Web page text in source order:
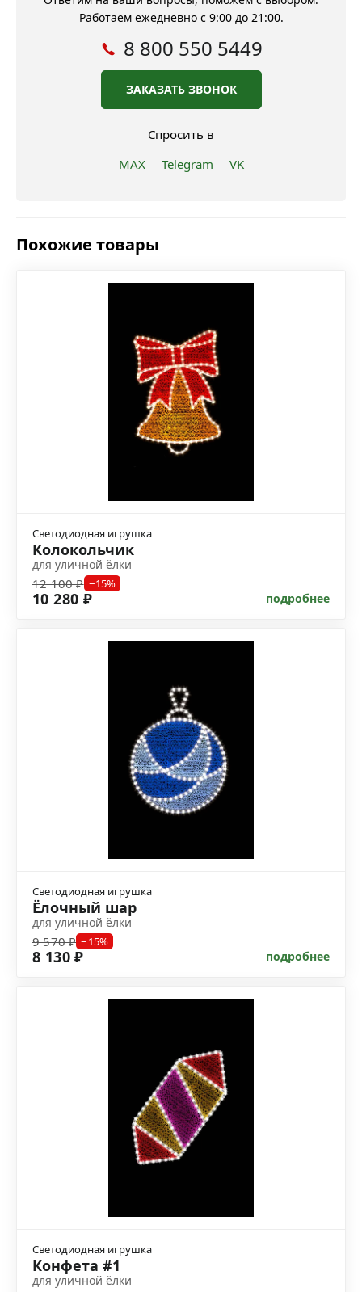
Работаем ежедневно с 9:00 до 21:00.
8 800 550 5449
ЗАКАЗАТЬ ЗВОНОК
Спросить в
MAX
Telegram VK
Похожие товары
Светодиодная игрушка
Колокольчик
для уличной ёлки
12 100 ₽ −15%
10 280 ₽ подробнее
Светодиодная игрушка
Ёлочный шар
для уличной ёлки
9 570 ₽ −15%
8 130 ₽ подробнее
Светодиодная игрушка
Конфета #1
для уличной ёлки